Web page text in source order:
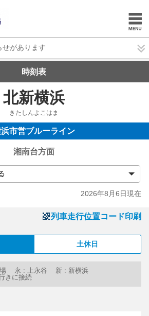
せがあります
時刻表
北新横浜
きたしんよこはま
市営ブルーライン
湘南台方面
2026年8月6日現在
列車走行位置コード印刷
土休日
永 : 上永谷
新 : 新横浜
きに接続